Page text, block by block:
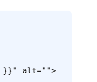
alt="">